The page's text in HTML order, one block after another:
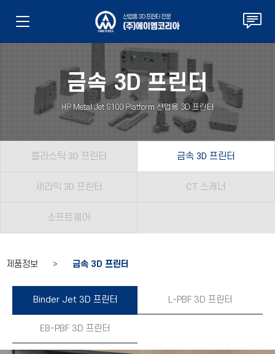
금속 3D 프린터
HP Metal Jet S100 Platform 산업용 3D 프린터
플라스틱 3D 프린터 금속 3D 프린터
세라믹 3D 프린터 CT 스캐너
소프트웨어
제품정보 > 금속 3D 프린터
Binder Jet 3D 프린터 L-PBF 3D 프린터
EB-PBF 3D 프린터